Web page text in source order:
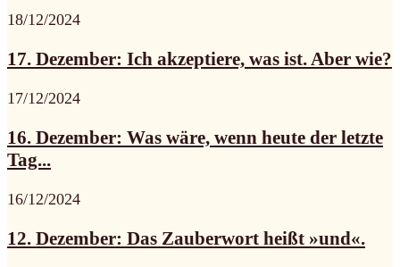
18/12/2024
17. Dezember: Ich akzeptiere, was ist. Aber wie?
17/12/2024
16. Dezember: Was wäre, wenn heute der letzte
Tag...
16/12/2024
12. Dezember: Das Zauberwort heißt »und«.